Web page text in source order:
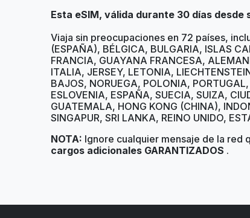
Esta eSIM, válida durante 30 días
Viaja sin preocupaciones en 72 países,
(ESPAÑA), BÉLGICA, BULGARIA, ISLAS
FRANCIA, GUAYANA FRANCESA,
ITALIA, JERSEY, LETONIA,
BAJOS, NORUEGA, POLONIA,
ESLOVENIA, ESPAÑA, SUECIA, SUIZA,
GUATEMALA, HONG KONG (CHINA),
SINGAPUR, SRI LANKA, REINO UNIDO,
NOTA: Ignore cualquier mensaje de la red
cargos adicionales GARANTIZADOS .